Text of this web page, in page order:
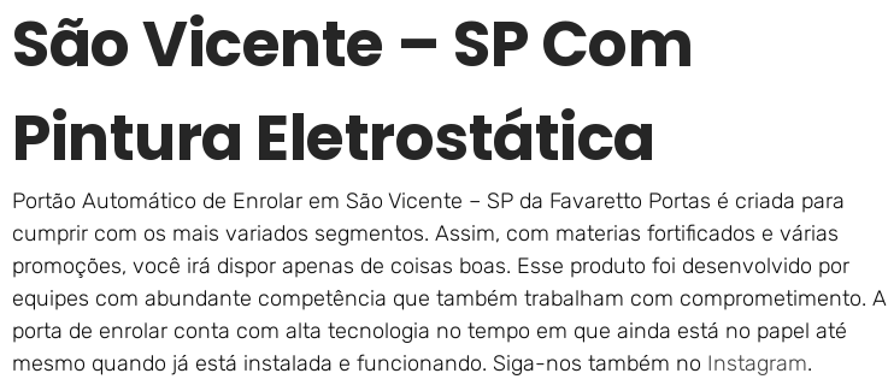
São Vicente – SP Com
Pintura Eletrostática
Portão Automático de Enrolar em São Vicente – SP da Favaretto Portas é criada para
cumprir com os mais variados segmentos. Assim, com materias fortificados e várias
promoções, você irá dispor apenas de coisas boas. Esse produto foi desenvolvido por
equipes com abundante competência que também trabalham com comprometimento. A
porta de enrolar conta com alta tecnologia no tempo em que ainda está no papel até
mesmo quando já está instalada e funcionando. Siga-nos também no Instagram.